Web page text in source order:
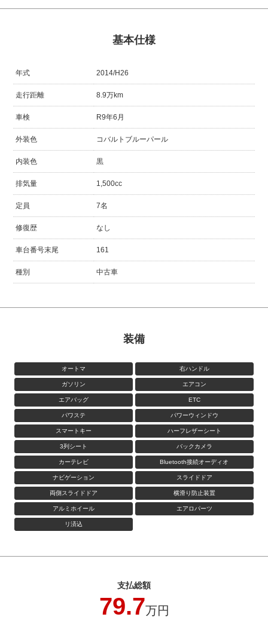
基本仕様
年式 2014/H26
走行距離 8.9万km
車検 R9年6月
外装色 コバルトブルーパール
内装色 黒
排気量 1,500cc
定員 7名
修復歴 なし
車台番号末尾 161
種別 中古車
装備
オートマ 右ハンドル
ガソリン エアコン
エアバッグ ETC
パワステ パワーウィンドウ
スマートキー ハーフレザーシート
3列シート バックカメラ
カーテレビ Bluetooth接続オーディオ
ナビゲーション スライドドア
両側スライドドア 横滑り防止装置
アルミホイール エアロパーツ
リ済込
支払総額
79.7万円